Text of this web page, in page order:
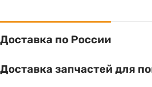
Доставка по России
Доставка запчастей для